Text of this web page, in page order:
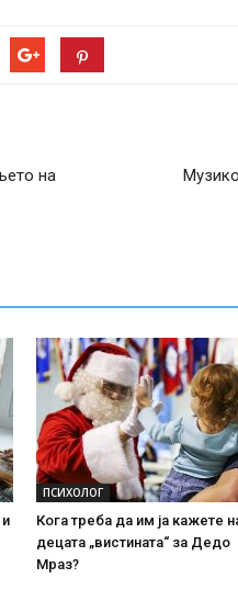
на
ПСИХОЛОГ
Кога треба да им ја кажете
децата „вистината“ за Дедо
Мраз?